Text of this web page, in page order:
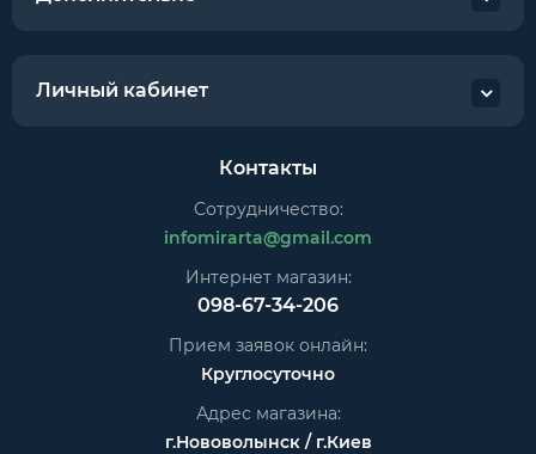
Личный кабинет
Контакты
Сотрудничество:
infomirarta@gmail.com
Интернет магазин:
098-67-34-206
Прием заявок онлайн:
Круглосуточно
Адрес магазина:
г.Нововолынск / г.Киев